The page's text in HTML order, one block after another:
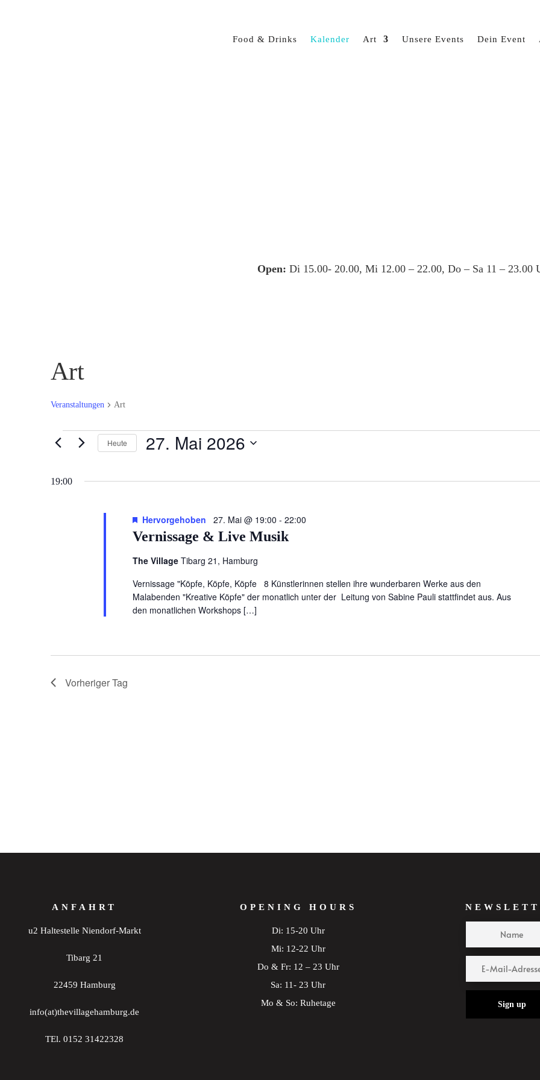
Food & Drinks Kalender Art Unsere Events Dein Event
Open: Di 15.00- 20.00, Mi 12.00 – 22.00, Do – Sa 11 – 23.00
Art
Veranstaltungen Art
Veranstaltungen
für
Mai
Heute 27. Mai 2026
19:00
Vernissage & Live Musik
Hervorgehoben 27. Mai @ 19:00 - 22:00
The Village Tibarg 21, Hamburg
Vernissage "Köpfe, Köpfe, Köpfe 8 Künstlerinnen stellen ihre wunderbaren Werke aus den
Malabenden "Kreative Köpfe" der monatlich unter der Leitung von Sabine Pauli stattfindet aus. Aus
den monatlichen Workshops […]
Vorheriger Tag
ANFAHRT
u2 Haltestelle Niendorf-Markt
Tibarg 21
22459 Hamburg
info(at)thevillagehamburg.de
TEl. 0152 31422328
OPENING HOURS
Di: 15-20 Uhr
Mi: 12-22 Uhr
Do & Fr: 12 – 23 Uhr
Sa: 11- 23 Uhr
Mo & So: Ruhetage
Sign up